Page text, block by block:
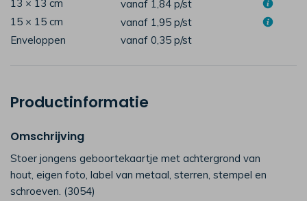
13 × 13 cm
vanaf 1,84 p/st
15 × 15 cm
vanaf 1,95 p/st
Enveloppen
vanaf 0,35 p/st
Productinformatie
Omschrijving
Stoer jongens geboortekaartje met achtergrond van
hout, eigen foto, label van metaal, sterren, stempel en
schroeven. (3054)